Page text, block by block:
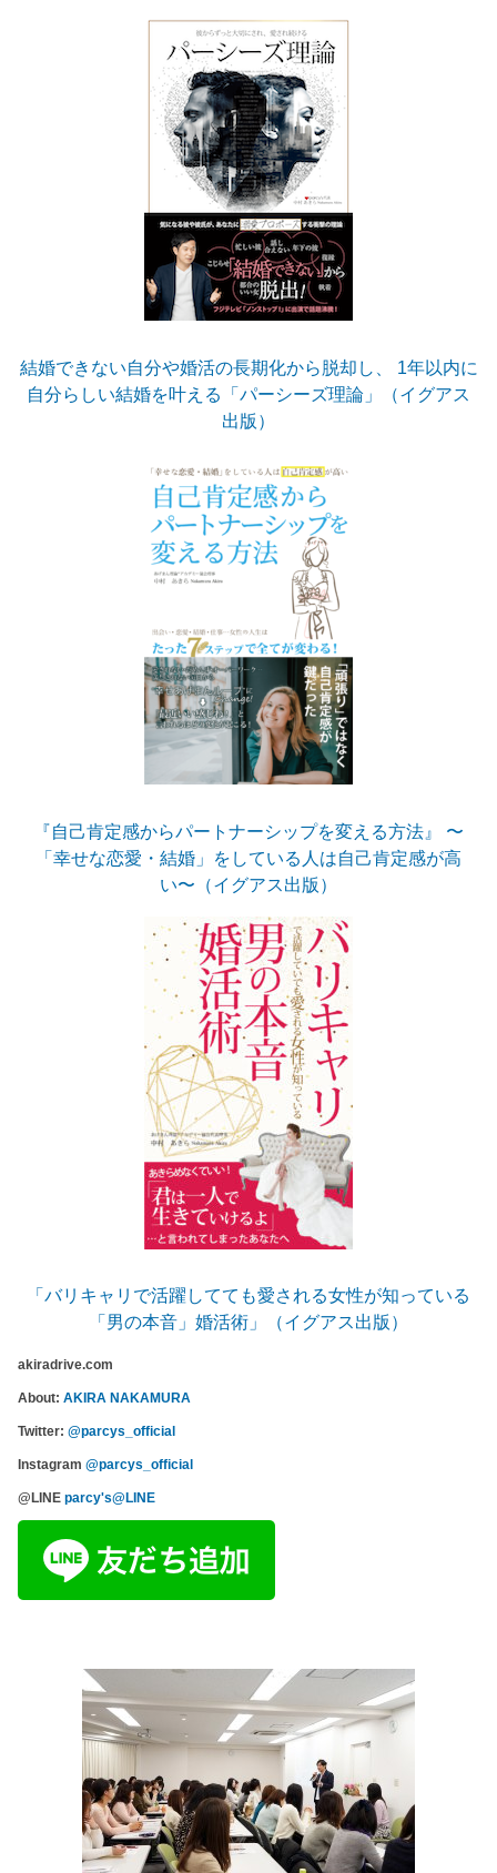
結婚できない自分や婚活の長期化から脱却し、 1年以内に
自分らしい結婚を叶える「パーシーズ理論」（イグアス
出版）
『自己肯定感からパートナーシップを変える方法』 〜
「幸せな恋愛・結婚」をしている人は自己肯定感が高
い〜（イグアス出版）
「バリキャリで活躍してても愛される女性が知っている
「男の本音」婚活術」（イグアス出版）
akiradrive.com
About:AKIRA NAKAMURA
Twitter:@parcys_official
Instagram@parcys_official
@LINEparcy's@LINE